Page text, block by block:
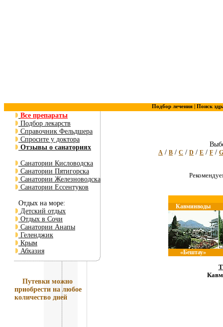
Подбор лечения | Поиск
Все препараты
Подбор лекарств
Справочник Фельдшера
Спросите у доктора
Отзывы о санаториях
Санатории Кисловодска
Санатории Пятигорска
Санатории Железноводска
Санатории Ессентуков
Отдых на море:
Детский отдых
Отдых в Сочи
Санатории Анапы
Геленджик
Крым
Абхазия
Путевки можно
приобрести на любое
количество дней
A / B / C / D / E / F / G
Кавминводы
«Бештау»